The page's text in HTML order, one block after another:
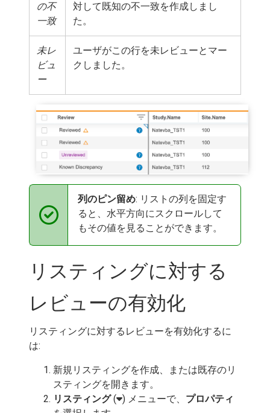
の不
一致
対して既知の不一致を作成しまし
た。
未レ
ビュ
ー
ユーザがこの行を未レビューとマー
クしました。
列のピン留め: リストの列を固定す
ると、水平方向にスクロールして
もその値を見ることができます。
リスティングに対する
レビューの有効化
リスティングに対するレビューを有効化するに
は:
新規リスティングを作成、または既存のリ
スティングを開きます。
リスティング( ) メニューで、 プロパティ